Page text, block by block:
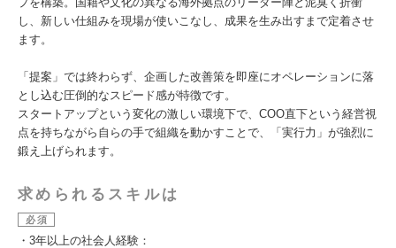
し、新しい仕組みを現場が使いこなし、成果を生み出すまで定着させ
ます。
「提案」では終わらず、企画した改善策を即座にオペレーションに落
とし込む圧倒的なスピード感が特徴です。
スタートアップという変化の激しい環境下で、COO直下という経営視
点を持ちながら自らの手で組織を動かすことで、「実行力」が強烈に
鍛え上げられます。
求められるスキルは
必須
・3年以上の社会人経験：